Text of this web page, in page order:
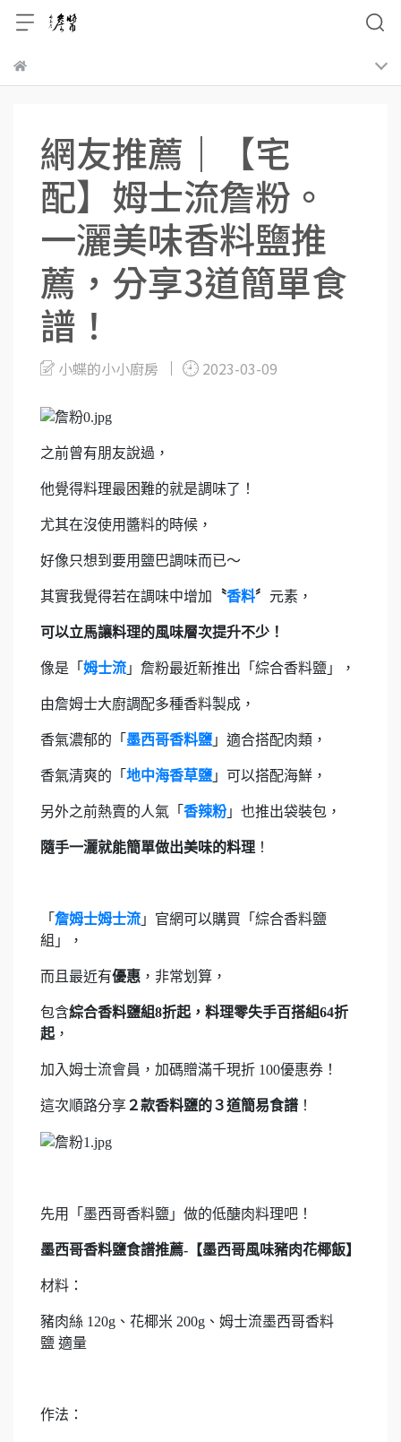
網友推薦｜【宅
配】姆士流詹粉。
一灑美味香料鹽推
薦，分享3道簡單食
譜！
小蝶的小小廚房 2023-03-09
之前曾有朋友說過，
他覺得料理最困難的就是調味了！
尤其在沒使用醬料的時候，
好像只想到要用鹽巴調味而已～
其實我覺得若在調味中增加 〝香料〞 元素，
可以立馬讓料理的風味層次提升不少！
像是「 姆士流 」詹粉最近新推出「綜合香料鹽」，
由詹姆士大廚調配多種香料製成，
香氣濃郁的「 墨西哥香料鹽 」適合搭配肉類，
香氣清爽的「 地中海香草鹽 」可以搭配海鮮，
另外之前熱賣的人氣「 香辣粉」也推出袋裝包，
隨手一灑就能簡單做出美味的料理 ！
「 詹姆士姆士流 」官網可以購買「綜合香料鹽
組」，
而且最近有優惠 ，非常划算，
包含綜合香料鹽組8折起，料理零失手百搭組64折
起 ，
加入姆士流會員，加碼贈滿千現折 100優惠券！
這次順路分享２款香料鹽的３道簡易食譜 ！
先用「墨西哥香料鹽」做的低醣肉料理吧！
墨西哥香料鹽食譜推薦- 【墨西哥風味豬肉花椰飯】
材料：
豬肉絲 120g、花椰米 200g、姆士流墨西哥香料
鹽 適量
作法：